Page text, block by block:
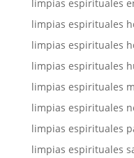
limpias espirituales
limpias espirituales
limpias espirituales
limpias espirituales
limpias espirituales
limpias espirituales
limpias espirituales
limpias espirituales